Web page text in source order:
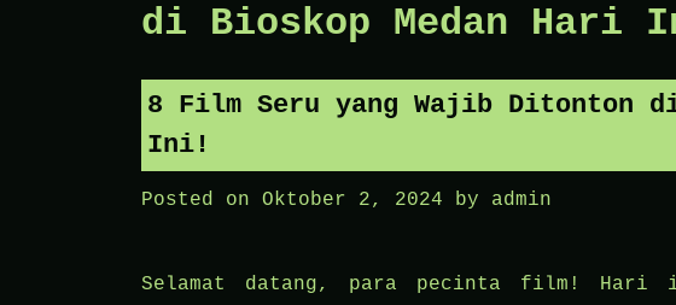
di Bioskop Medan Hari
8 Film Seru yang Wajib Ditonton
Ini!
Posted on Oktober 2, 2024 by admin
Selamat datang, para pecinta film! Hari